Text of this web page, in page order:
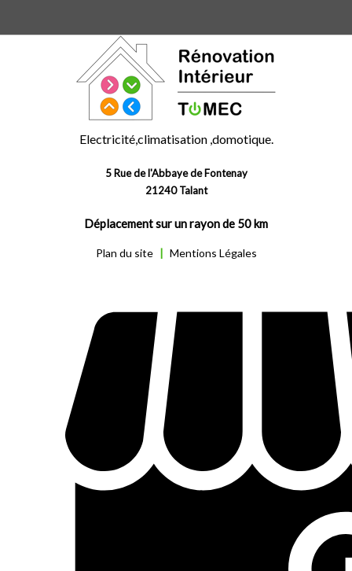
Electricité,climatisation ,domotique.
5 Rue de l'Abbaye de Fontenay
21240 Talant
Déplacement sur un rayon de 50 km
Plan du site | Mentions Légales